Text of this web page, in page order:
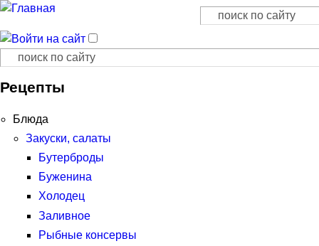
Форма поиска
Поиск
Форма поиска
Поиск
Рецепты
Блюда
Закуски, салаты
Бутерброды
Буженина
Холодец
Заливное
Рыбные консервы